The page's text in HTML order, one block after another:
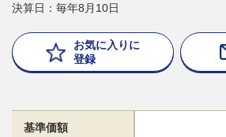
決算日：毎年8月10日
お気に入りに
登録
基準価額